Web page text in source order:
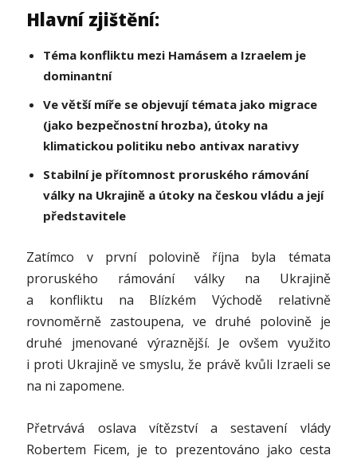
Hlavní zjištění:
Téma konfliktu mezi Hamásem a Izraelem je
dominantní
Ve větší míře se objevují témata jako migrace
(jako bezpečnostní hrozba), útoky na
klimatickou politiku nebo antivax narativy
Stabilní je přítomnost proruského rámování
války na Ukrajině a útoky na českou vládu a její
představitele
Zatímco v první polovině října byla témata
proruského rámování války na Ukrajině
a konfliktu na Blízkém Východě relativně
rovnoměrně zastoupena, ve druhé polovině je
druhé jmenované výraznější. Je ovšem využito
i proti Ukrajině ve smyslu, že právě kvůli Izraeli se
na ni zapomene.
Přetrvává oslava vítězství a sestavení vlády
Robertem Ficem, je to prezentováno jako cesta